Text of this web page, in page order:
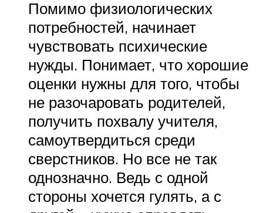
Помимо физиологических
потребностей, начинает
чувствовать психические
нужды. Понимает, что хорошие
оценки нужны для того, чтобы
не разочаровать родителей,
получить похвалу учителя,
самоутвердиться среди
сверстников. Но все не так
однозначно. Ведь с одной
стороны хочется гулять, а с